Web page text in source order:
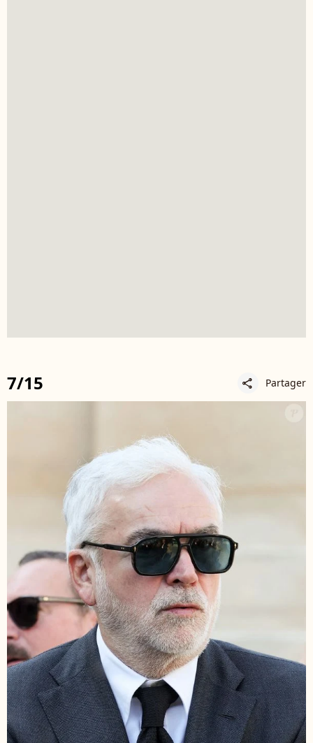
7/15 share Partager